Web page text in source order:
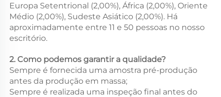
Europa Setentrional (2,00%), África (2,00%), Oriente
Médio (2,00%), Sudeste Asiático (2,00%). Há
aproximadamente entre 11 e 50 pessoas no nosso
escritório.
2. Como podemos garantir a qualidade?
Sempre é fornecida uma amostra pré-produção
antes da produção em massa;
Sempre é realizada uma inspeção final antes do